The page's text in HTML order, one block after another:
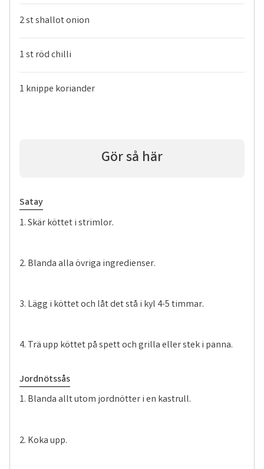
2 st shallot onion
1 st röd chilli
1 knippe koriander
Gör så här
Satay
1. Skär köttet i strimlor.
2. Blanda alla övriga ingredienser.
3. Lägg i köttet och låt det stå i kyl 4-5 timmar.
4. Trä upp köttet på spett och grilla eller stek i panna.
Jordnötssås
1. Blanda allt utom jordnötter i en kastrull.
2. Koka upp.